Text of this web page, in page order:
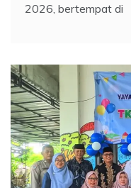
2026, bertempat di